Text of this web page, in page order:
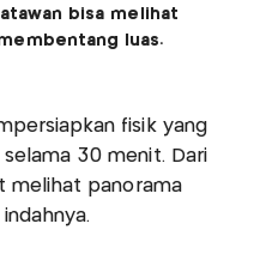
bisa melihat
luas.
fisik yang
30 menit. Dari
melihat panorama